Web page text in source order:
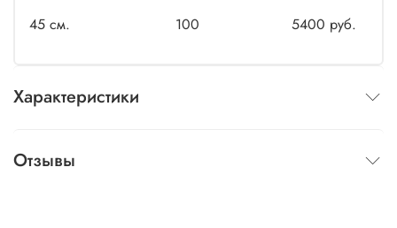
45 см.
100 5400 руб.
Характеристики
Отзывы